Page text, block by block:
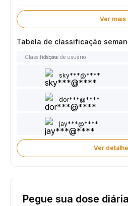
Ver mais
Tabela de classificação
ClassificaçãoNome de usuário
sky***@****
dor***@****
jay***@****
Ver
Pegue sua dose